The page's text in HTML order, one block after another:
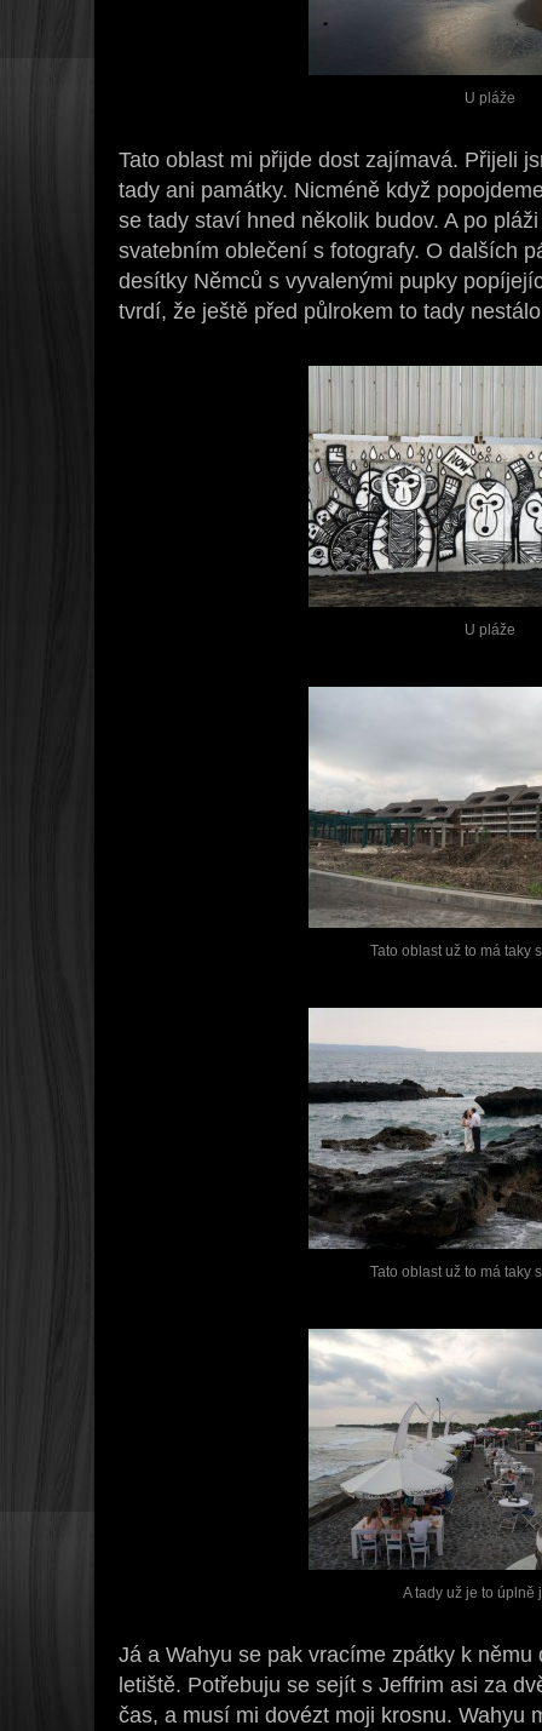
U pláže
Tato oblast mi přijde dost zajímavá. Přijeli
tady ani památky. Nicméně když
se tady staví hned několik budov. A po
svatebním oblečení s fotografy. O dalších
desítky Němců s vyvalenými pupky
tvrdí, že ještě před půlrokem to tady
U pláže
Tato oblast už to má taky
Tato oblast už to má taky
A tady už je to úplně
Já a Wahyu se pak vracíme zpátky k
letiště. Potřebuju se sejít s Jeffrim asi za
čas, a musí mi dovézt moji krosnu. Wahyu